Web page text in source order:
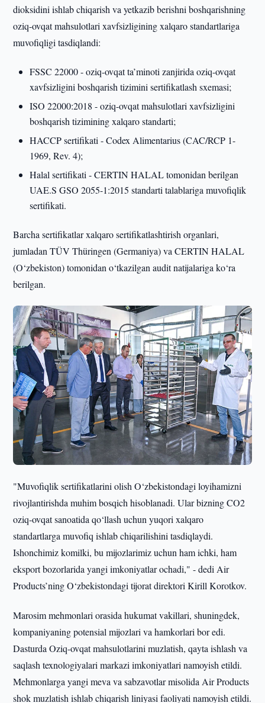
dioksidini ishlab chiqarish va yetkazib berishni boshqarishning
oziq-ovqat mahsulotlari xavfsizligining xalqaro standartlariga
muvofiqligi tasdiqlandi:
FSSC 22000 - oziq-ovqat ta’minoti zanjirida oziq-ovqat
xavfsizligini boshqarish tizimini sertifikatlash sxemasi;
ISO 22000:2018 - oziq-ovqat mahsulotlari xavfsizligini
boshqarish tizimining xalqaro standarti;
HACCP sertifikati - Codex Alimentarius (CAC/RCP 1-
1969, Rev. 4);
Halal sertifikati - CERTIN HALAL tomonidan berilgan
UAE.S GSO 2055-1:2015 standarti talablariga muvofiqlik
sertifikati.
Barcha sertifikatlar xalqaro sertifikatlashtirish organlari,
jumladan TÜV Thüringen (Germaniya) va CERTIN HALAL
(O‘zbekiston) tomonidan o‘tkazilgan audit natijalariga ko‘ra
berilgan.
"Muvofiqlik sertifikatlarini olish O‘zbekistondagi loyihamizni
rivojlantirishda muhim bosqich hisoblanadi. Ular bizning CO2
oziq-ovqat sanoatida qo‘llash uchun yuqori xalqaro
standartlarga muvofiq ishlab chiqarilishini tasdiqlaydi.
Ishonchimiz komilki, bu mijozlarimiz uchun ham ichki, ham
eksport bozorlarida yangi imkoniyatlar ochadi," - dedi Air
Products’ning O‘zbekistondagi tijorat direktori Kirill Korotkov.
Marosim mehmonlari orasida hukumat vakillari, shuningdek,
kompaniyaning potensial mijozlari va hamkorlari bor edi.
Dasturda Oziq-ovqat mahsulotlarini muzlatish, qayta ishlash va
saqlash texnologiyalari markazi imkoniyatlari namoyish etildi.
Mehmonlarga yangi meva va sabzavotlar misolida Air Products
shok muzlatish ishlab chiqarish liniyasi faoliyati namoyish etildi.